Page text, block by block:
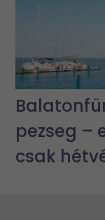
pezseg –
csak